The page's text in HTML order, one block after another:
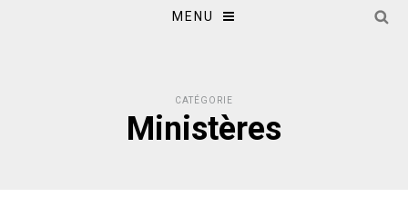
MENU
CATÉGORIE
Ministères